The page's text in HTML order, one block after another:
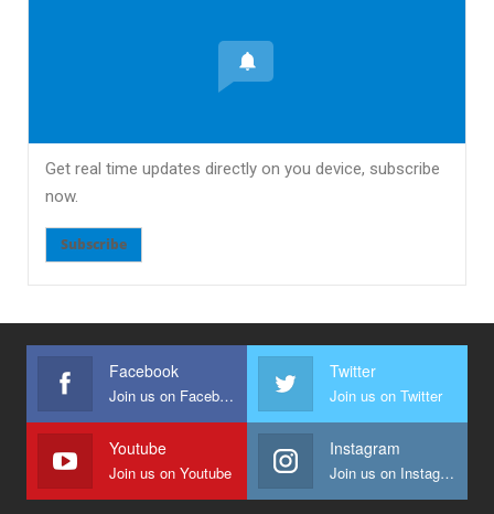
Get real time updates directly on you device, subscribe
now.
Subscribe
Facebook
Join us on Facebook
Twitter
Join us on Twitter
Youtube
Join us on Youtube
Instagram
Join us on Instagram